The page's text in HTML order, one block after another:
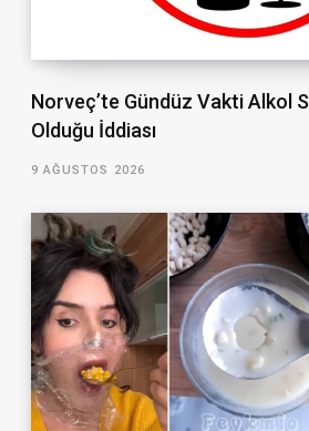
Norveç’te Gündüz Vakti Alkol
Olduğu İddiası
9 AĞUSTOS 2026